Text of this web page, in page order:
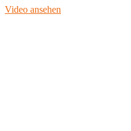
Video ansehen